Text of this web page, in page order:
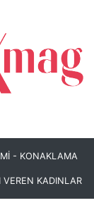
- KONAKLAMA
VEREN KADINLAR